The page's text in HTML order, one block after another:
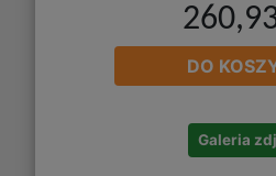
DO
Galeria